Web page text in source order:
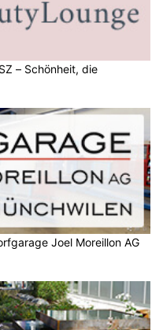
– Schönheit, die
Joel Moreillon AG